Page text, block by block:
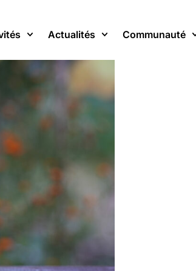
Actualités Communauté